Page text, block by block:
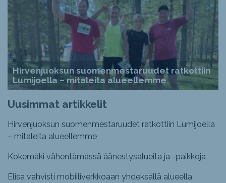
Hirvenjuoksun suomenmestaruudet ratkottiin
Lumijoella – mitaleita alueellemme
Uusimmat artikkelit
Hirvenjuoksun suomenmestaruudet ratkottiin Lumijoella
– mitaleita alueellemme
Kokemäki vähentämässä äänestysalueita ja -paikkoja
Elisa vahvisti mobiiliverkkoaan yhdeksällä alueella